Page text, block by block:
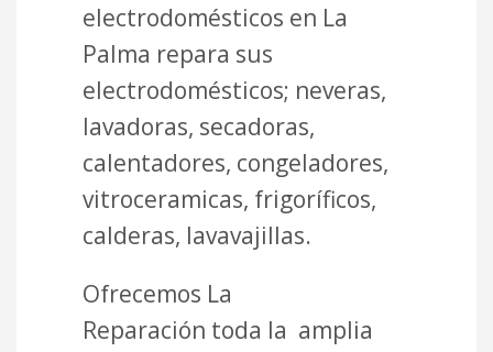
electrodomésticos en La
Palma repara sus
electrodomésticos; neveras,
lavadoras, secadoras,
calentadores, congeladores,
vitroceramicas, frigoríficos,
calderas, lavavajillas.
Ofrecemos La
Reparación toda la amplia